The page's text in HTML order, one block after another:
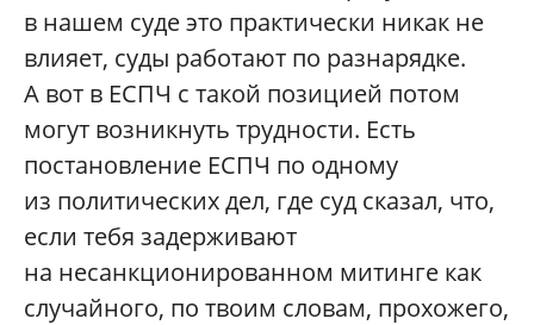
в нашем суде это практически никак не
влияет, суды работают по разнарядке.
А вот в ЕСПЧ с такой позицией потом
могут возникнуть трудности. Есть
постановление ЕСПЧ по одному
из политических дел, где суд сказал, что,
если тебя задерживают
на несанкционированном митинге как
случайного, по твоим словам, прохожего,